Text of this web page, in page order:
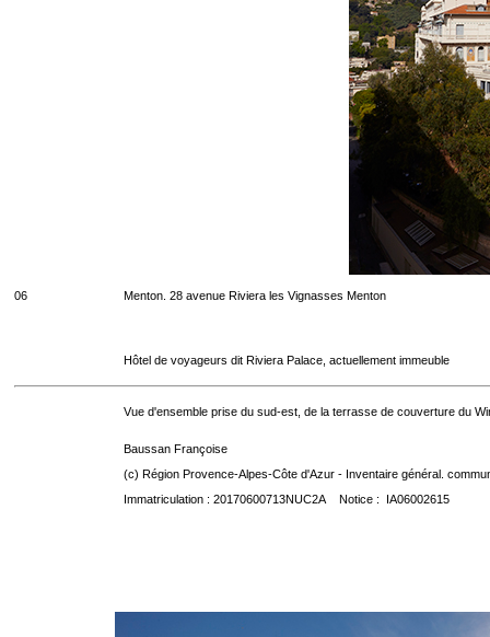
06 Menton. 28 avenue Riviera les Vignasses Menton
Hôtel de voyageurs dit Riviera Palace, actuellement immeuble
Vue d'ensemble prise du sud-est, de la terrasse de couverture du
Baussan Françoise
(c) Région Provence-Alpes-Côte d'Azur - Inventaire général.
Immatriculation : 20170600713NUC2A Notice : IA06002615